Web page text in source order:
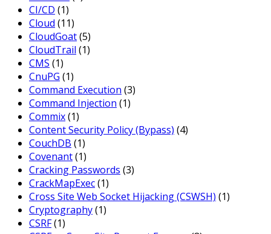
CI/CD (1)
Cloud (11)
CloudGoat(5)
CloudTrail (1)
CMS (1)
CnuPG (1)
Command Execution (3)
Command Injection (1)
Commix(1)
Content Security Policy (Bypass) (4)
CouchDB (1)
Covenant(1)
Cracking Passwords (3)
CrackMapExec(1)
Cross Site Web Socket Hijacking (CSWSH) (1)
Cryptography(1)
CSRF(1)